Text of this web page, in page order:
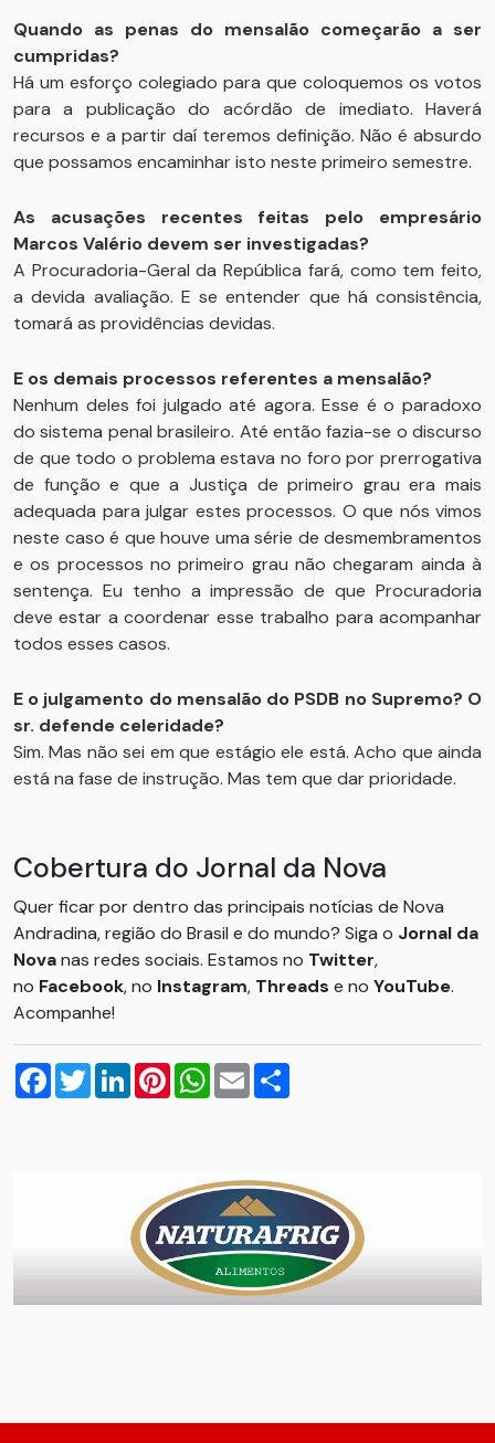
Quando as penas do mensalão começarão a ser
cumpridas?
Há um esforço colegiado para que coloquemos os votos
para a publicação do acórdão de imediato. Haverá
recursos e a partir daí teremos definição. Não é absurdo
que possamos encaminhar isto neste primeiro semestre.
As acusações recentes feitas pelo empresário
Marcos Valério devem ser investigadas?
A Procuradoria-Geral da República fará, como tem feito,
a devida avaliação. E se entender que há consistência,
tomará as providências devidas.
E os demais processos referentes a mensalão?
Nenhum deles foi julgado até agora. Esse é o paradoxo
do sistema penal brasileiro. Até então fazia-se o discurso
de que todo o problema estava no foro por prerrogativa
de função e que a Justiça de primeiro grau era mais
adequada para julgar estes processos. O que nós vimos
neste caso é que houve uma série de desmembramentos
e os processos no primeiro grau não chegaram ainda à
sentença. Eu tenho a impressão de que Procuradoria
deve estar a coordenar esse trabalho para acompanhar
todos esses casos.
E o julgamento do mensalão do PSDB no Supremo? O
sr. defende celeridade?
Sim. Mas não sei em que estágio ele está. Acho que ainda
está na fase de instrução. Mas tem que dar prioridade.
Cobertura do Jornal da Nova
Quer ficar por dentro das principais notícias de Nova
Andradina, região do Brasil e do mundo? Siga o Jornal da
Novanas redes sociais. Estamos no Twitter,
no Facebook, no Instagram, Threads e no YouTube.
Acompanhe!
Facebook
TwitterLinkedInPinterestWhatsApp
Email